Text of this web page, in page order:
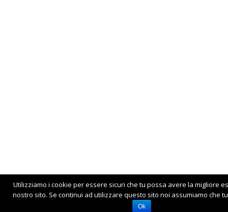
Utilizziamo i cookie per essere sicuri che tu possa avere la migliore
nostro sito. Se continui ad utilizzare questo sito noi assumiamo che
Ok